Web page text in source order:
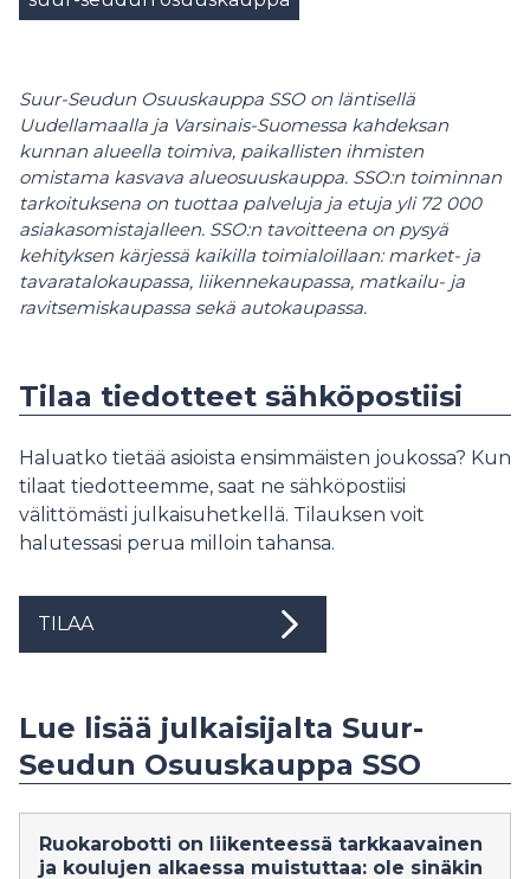
Suur-Seudun Osuuskauppa SSO on läntisellä
Uudellamaalla ja Varsinais-Suomessa kahdeksan
kunnan alueella toimiva, paikallisten ihmisten
omistama kasvava alueosuuskauppa. SSO:n toiminnan
tarkoituksena on tuottaa palveluja ja etuja yli 72 000
asiakasomistajalleen. SSO:n tavoitteena on pysyä
kehityksen kärjessä kaikilla toimialoillaan: market- ja
tavaratalokaupassa, liikennekaupassa, matkailu- ja
ravitsemiskaupassa sekä autokaupassa.
Tilaa tiedotteet sähköpostiisi
Haluatko tietää asioista ensimmäisten joukossa? Kun
tilaat tiedotteemme, saat ne sähköpostiisi
välittömästi julkaisuhetkellä. Tilauksen voit
halutessasi perua milloin tahansa.
TILAA
Lue lisää julkaisijalta Suur-
Seudun Osuuskauppa SSO
Ruokarobotti on liikenteessä tarkkaavainen
ja koulujen alkaessa muistuttaa: ole sinäkin